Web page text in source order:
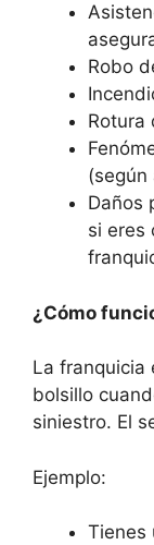
Robo
Rotura
(según
Daños
si eres
¿Cómo
La franquicia
bolsillo
siniestro. El
Ejemplo:
Tienes